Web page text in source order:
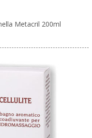
Metacril 200ml